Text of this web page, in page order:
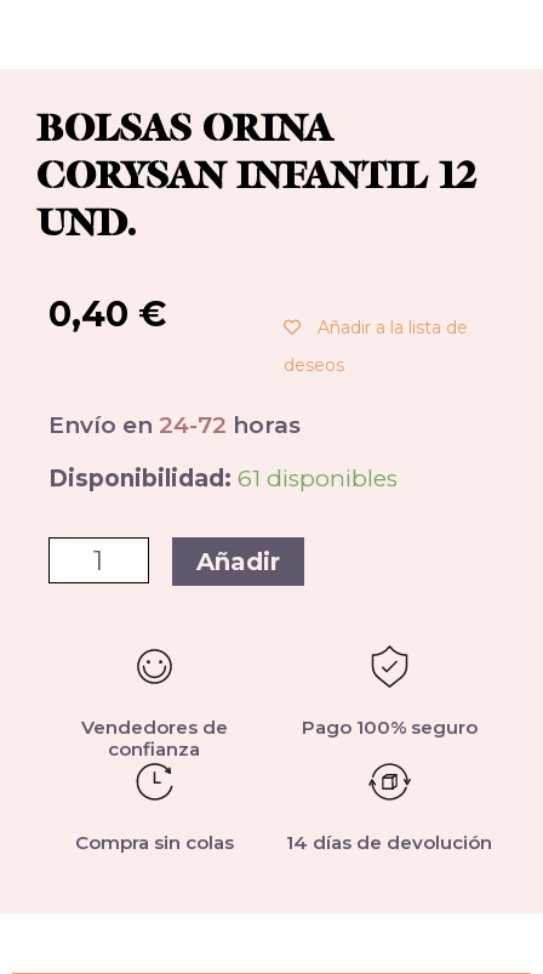
BOLSAS ORINA
CORYSAN INFANTIL 12
UND.
0,40 €
Añadir a la lista de
deseos
Envío en 24-72 horas
Disponibilidad: 61 disponibles
Añadir
Vendedores de
confianza
Pago 100% seguro
Compra sin colas 14 días de devolución